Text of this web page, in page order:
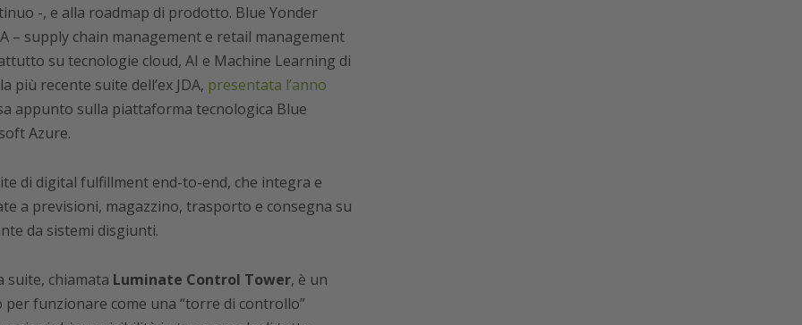
-, e alla roadmap di prodotto. Blue Yonder
– supply chain management e retail management
su tecnologie cloud, AI e Machine Learning di
più recente suite dell’ex JDA, presentata l’anno
appunto sulla piattaforma tecnologica Blue
Azure.
di digital fulfillment end-to-end, che integra e
a previsioni, magazzino, trasporto e consegna su
da sistemi disgiunti.
suite, chiamata Luminate Control Tower, è un
funzionare come una “torre di controllo”